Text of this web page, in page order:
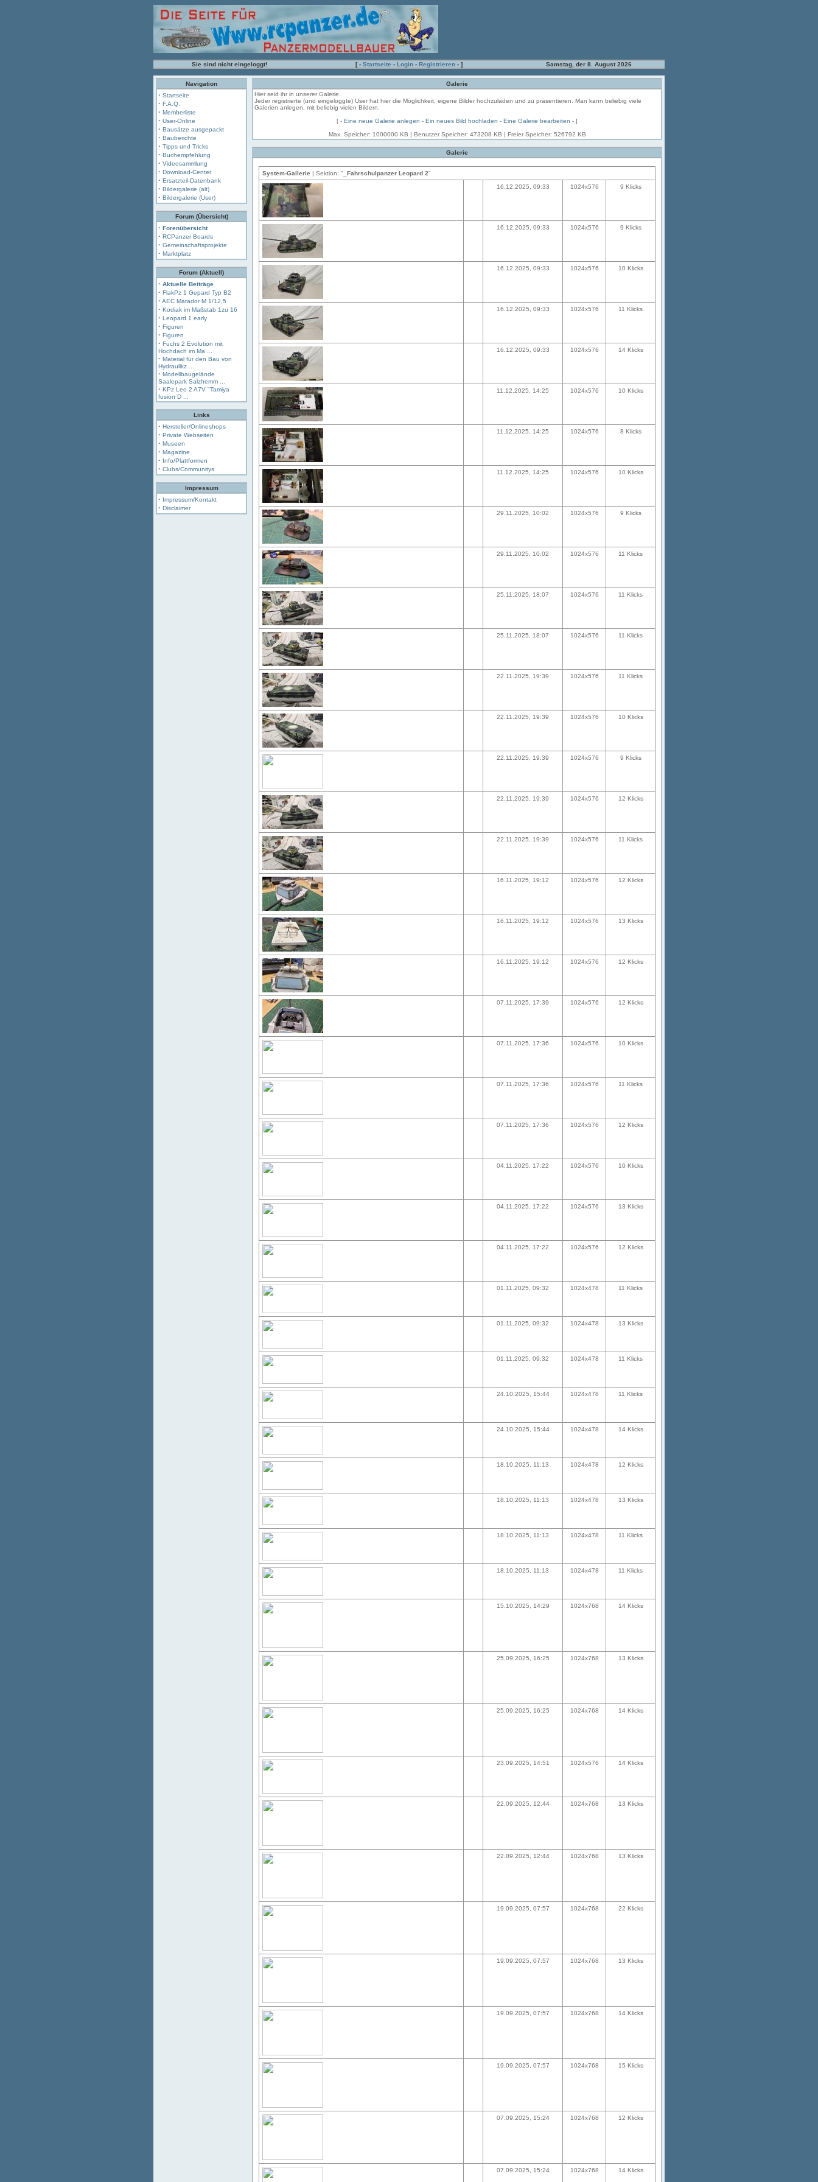
Sie sind nicht eingeloggt! [ - Startseite - Login - Registrieren - ] Samstag, der 8. August 2026
Navigation
· Startseite
· F.A.Q.
· Memberliste
· User-Online
· Bausätze ausgepackt
· Bauberichte
· Tipps und Tricks
· Buchempfehlung
· Videosammlung
· Download-Center
· Ersatzteil-Datenbank
· Bildergalerie (alt)
· Bildergalerie (User)
Forum (Übersicht)
· Forenübersicht
· RCPanzer Boards
· Gemeinschaftsprojekte
· Marktplatz
Forum (Aktuell)
· Aktuelle Beiträge
· FlakPz 1 Gepard Typ B2
· AEC Matador M 1/12,5
· Kodiak im Maßstab 1zu 16
· Leopard 1 early
· Figuren
· Figuren
· Fuchs 2 Evolution mit
Hochdach im Ma ...
· Material für den Bau von
Hydraulikz ...
· Modellbaugelände
Saalepark Salzhemm ...
· KPz Leo 2 A7V "Tamiya
fusion D ...
Links
· Hersteller/Onlineshops
· Private Webseiten
· Museen
· Magazine
· Info/Plattformen
· Clubs/Communitys
Impressum
· Impressum/Kontakt
· Disclaimer
Galerie
Hier seid ihr in unserer Galerie.
Jeder registrierte (und eingeloggte) User hat hier die Möglichkeit, eigene Bilder hochzuladen und zu präsentieren. Man kann beliebig viele
Galerien anlegen, mit beliebig vielen Bildern.
[ - Eine neue Galerie anlegen - Ein neues Bild hochladen - Eine Galerie bearbeiten - ]
Max. Speicher: 1000000 KB | Benutzer Speicher: 473208 KB | Freier Speicher: 526792 KB
Galerie
System-Gallerie | Sektion: " _Fahrschulpanzer Leopard 2"
16.12.2025, 09:33
1024x576 9 Klicks
16.12.2025, 09:33 1024x576 9 Klicks
16.12.2025, 09:33 1024x576 10 Klicks
16.12.2025, 09:33 1024x576 11 Klicks
16.12.2025, 09:33 1024x576 14 Klicks
11.12.2025, 14:25 1024x576 10 Klicks
11.12.2025, 14:25 1024x576 8 Klicks
11.12.2025, 14:25 1024x576 10 Klicks
29.11.2025, 10:02 1024x576 9 Klicks
29.11.2025, 10:02 1024x576 11 Klicks
25.11.2025, 18:07 1024x576 11 Klicks
25.11.2025, 18:07 1024x576 11 Klicks
22.11.2025, 19:39 1024x576 11 Klicks
22.11.2025, 19:39 1024x576 10 Klicks
22.11.2025, 19:39 1024x576 9 Klicks
22.11.2025, 19:39 1024x576 12 Klicks
22.11.2025, 19:39 1024x576 11 Klicks
16.11.2025, 19:12 1024x576 12 Klicks
16.11.2025, 19:12 1024x576 13 Klicks
16.11.2025, 19:12 1024x576 12 Klicks
07.11.2025, 17:39 1024x576 12 Klicks
07.11.2025, 17:36 1024x576 10 Klicks
07.11.2025, 17:36 1024x576 11 Klicks
07.11.2025, 17:36 1024x576 12 Klicks
04.11.2025, 17:22 1024x576 10 Klicks
04.11.2025, 17:22 1024x576 13 Klicks
04.11.2025, 17:22 1024x576 12 Klicks
01.11.2025, 09:32 1024x478 11 Klicks
01.11.2025, 09:32 1024x478 13 Klicks
01.11.2025, 09:32 1024x478 11 Klicks
24.10.2025, 15:44 1024x478 11 Klicks
24.10.2025, 15:44 1024x478 14 Klicks
18.10.2025, 11:13 1024x478 12 Klicks
18.10.2025, 11:13 1024x478 13 Klicks
18.10.2025, 11:13 1024x478 11 Klicks
18.10.2025, 11:13 1024x478 11 Klicks
15.10.2025, 14:29 1024x768 14 Klicks
25.09.2025, 16:25 1024x768 13 Klicks
25.09.2025, 16:25 1024x768 14 Klicks
23.09.2025, 14:51 1024x576 14 Klicks
22.09.2025, 12:44 1024x768 13 Klicks
22.09.2025, 12:44 1024x768 13 Klicks
19.09.2025, 07:57 1024x768 22 Klicks
19.09.2025, 07:57 1024x768 13 Klicks
19.09.2025, 07:57 1024x768 14 Klicks
19.09.2025, 07:57 1024x768 15 Klicks
07.09.2025, 15:24 1024x768 12 Klicks
07.09.2025, 15:24 1024x768 14 Klicks